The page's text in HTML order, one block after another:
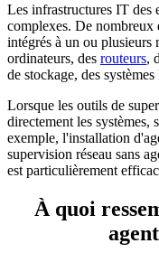
Les infrastructures IT des
complexes. De nombreux
intégrés à un ou plusieurs
ordinateurs, des routeurs,
de stockage, des
Lorsque les outils de
directement les systèmes,
exemple, l'installation
supervision réseau sans
est particulièrement
À quoi